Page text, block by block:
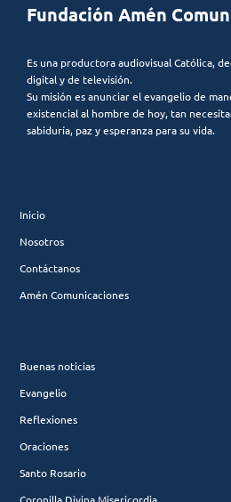
Fundación Amén
Es una productora audiovisual Católica,
digital y de televisión.
Su misión es anunciar el evangelio de
existencial al hombre de hoy, tan
sabiduría, paz y esperanza para su vida.
Inicio
Nosotros
Contáctanos
Amén Comunicaciones
Buenas noticias
Evangelio
Reflexiones
Oraciones
Santo Rosario